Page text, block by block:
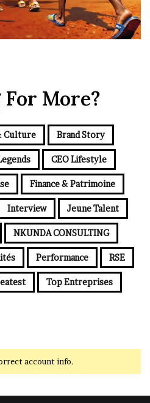
More?
Culture Brand Story
CEO Lifestyle
Finance & Patrimoine
Interview Jeune Talent
NKUNDA CONSULTING
Performance RSE
Top Entreprises
account info.